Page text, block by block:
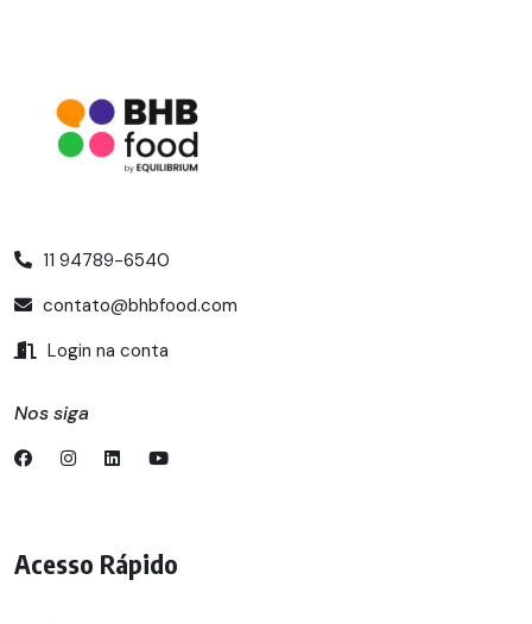
11 94789-6540
contato@bhbfood.com
Login na conta
Nos siga
Acesso Rápido